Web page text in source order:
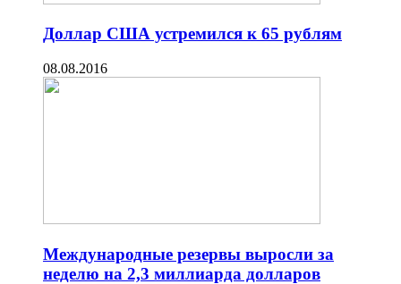
Доллар США устремился к 65 рублям
08.08.2016
Международные резервы выросли за
неделю на 2,3 миллиарда долларов